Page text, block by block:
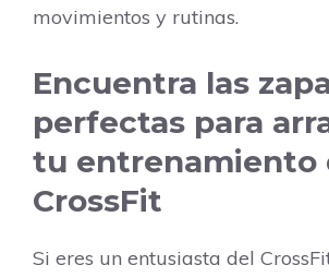
movimientos y rutinas.
Encuentra las
perfectas para
tu entrenamiento
CrossFit
Si eres un entusiasta del